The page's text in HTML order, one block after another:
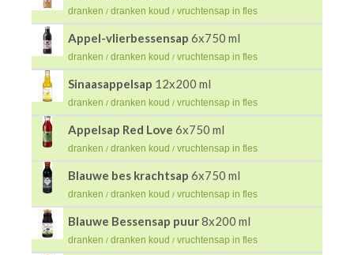
dranken / dranken koud / vruchtensap in fles
Appel-vlierbessensap 6x750 ml
dranken / dranken koud / vruchtensap in fles
Sinaasappelsap 12x200 ml
dranken / dranken koud / vruchtensap in fles
Appelsap Red Love 6x750 ml
dranken / dranken koud / vruchtensap in fles
Blauwe bes krachtsap 6x750 ml
dranken / dranken koud / vruchtensap in fles
Blauwe Bessensap puur8x200 ml
dranken / dranken koud / vruchtensap in fles